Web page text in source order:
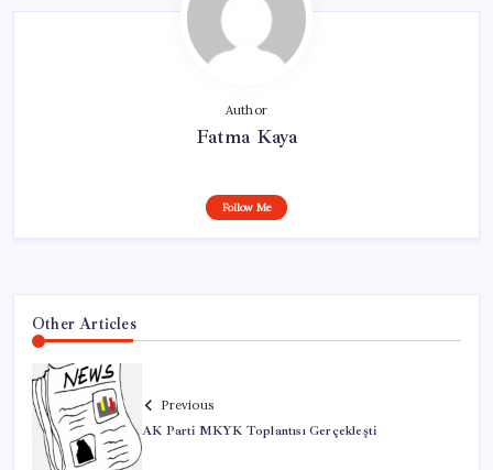
Author
Fatma Kaya
Follow Me
Other Articles
Previous
AK Parti MKYK Toplantısı Gerçekleşti